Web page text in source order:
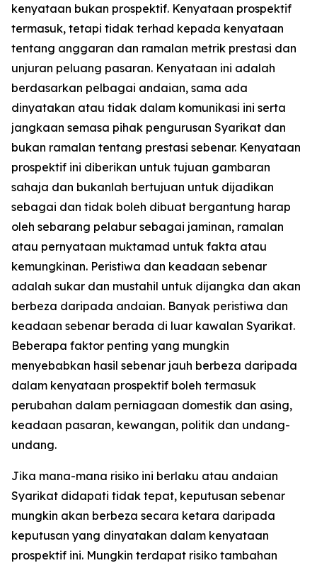
kenyataan bukan prospektif. Kenyataan prospektif
termasuk, tetapi tidak terhad kepada kenyataan
tentang anggaran dan ramalan metrik prestasi dan
unjuran peluang pasaran. Kenyataan ini adalah
berdasarkan pelbagai andaian, sama ada
dinyatakan atau tidak dalam komunikasi ini serta
jangkaan semasa pihak pengurusan Syarikat dan
bukan ramalan tentang prestasi sebenar. Kenyataan
prospektif ini diberikan untuk tujuan gambaran
sahaja dan bukanlah bertujuan untuk dijadikan
sebagai dan tidak boleh dibuat bergantung harap
oleh sebarang pelabur sebagai jaminan, ramalan
atau pernyataan muktamad untuk fakta atau
kemungkinan. Peristiwa dan keadaan sebenar
adalah sukar dan mustahil untuk dijangka dan akan
berbeza daripada andaian. Banyak peristiwa dan
keadaan sebenar berada di luar kawalan Syarikat.
Beberapa faktor penting yang mungkin
menyebabkan hasil sebenar jauh berbeza daripada
dalam kenyataan prospektif boleh termasuk
perubahan dalam perniagaan domestik dan asing,
keadaan pasaran, kewangan, politik dan undang-
undang.
Jika mana-mana risiko ini berlaku atau andaian
Syarikat didapati tidak tepat, keputusan sebenar
mungkin akan berbeza secara ketara daripada
keputusan yang dinyatakan dalam kenyataan
prospektif ini. Mungkin terdapat risiko tambahan